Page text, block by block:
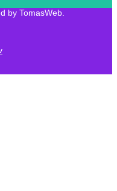
by TomasWeb.